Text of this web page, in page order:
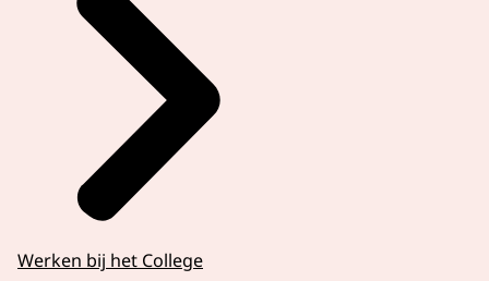
Werken bij het College